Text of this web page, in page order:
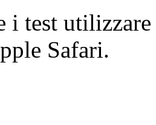
i test
Safari.